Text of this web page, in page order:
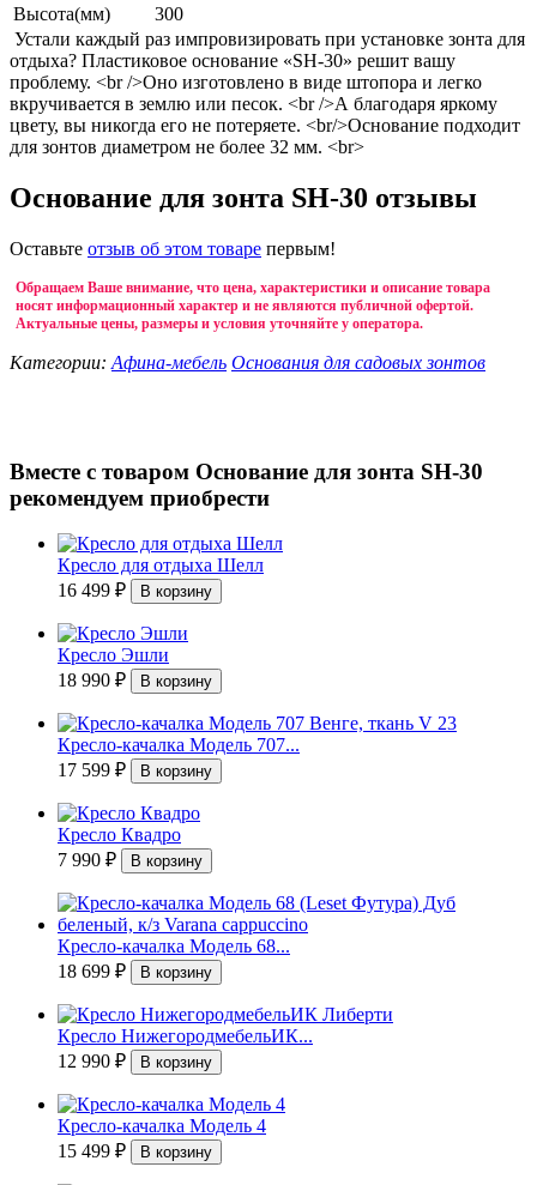
Высота(мм)
300
Устали каждый раз импровизировать при установке зонта для
отдыха? Пластиковое основание «SH-30» решит вашу
проблему. <br />Оно изготовлено в виде штопора и легко
вкручивается в землю или песок. <br />А благодаря яркому
цвету, вы никогда его не потеряете. <br/>Основание подходит
для зонтов диаметром не более 32 мм. <br>
Основание для зонта SH-30 отзывы
Оставьте отзыв об этом товаре первым!
Обращаем Ваше внимание, что цена, характеристики и описание товара
носят информационный характер и не являются публичной офертой.
Актуальные цены, размеры и условия уточняйте у оператора.
Категории: Афина-мебель Основания для садовых зонтов
Вместе с товаром Основание для зонта SH-30
рекомендуем приобрести
Кресло для отдыха Шелл
16 499 ₽
Кресло Эшли
18 990 ₽
Кресло-качалка Модель 707...
17 599 ₽
Кресло Квадро
7 990 ₽
Кресло-качалка Модель 68...
18 699 ₽
Кресло НижегородмебельИК...
12 990 ₽
Кресло-качалка Модель 4
15 499 ₽